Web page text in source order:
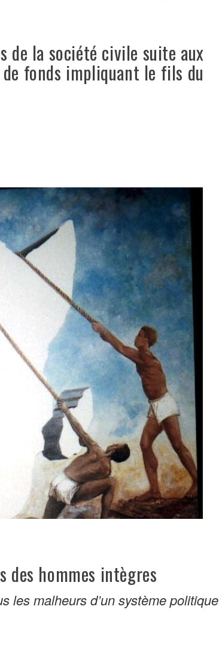
de la société civile suite aux
fonds impliquant le fils du
des hommes intègres
les malheurs d’un système politique